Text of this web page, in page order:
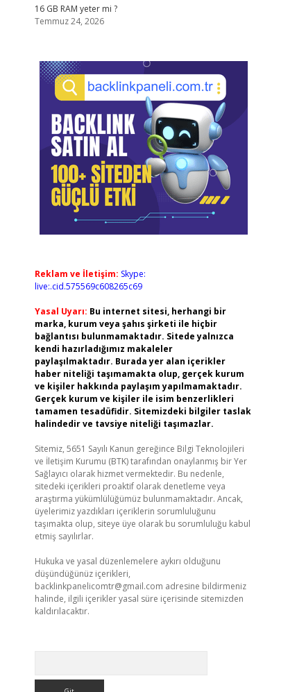
16 GB RAM yeter mi ?
Temmuz 24, 2026
Reklam ve İletişim: Skype:
live:.cid.575569c608265c69
Yasal Uyarı: Bu internet sitesi, herhangi bir
marka, kurum veya şahıs şirketi ile hiçbir
bağlantısı bulunmamaktadır. Sitede yalnızca
kendi hazırladığımız makaleler
paylaşılmaktadır. Burada yer alan içerikler
haber niteliği taşımamakta olup, gerçek kurum
ve kişiler hakkında paylaşım yapılmamaktadır.
Gerçek kurum ve kişiler ile isim benzerlikleri
tamamen tesadüfidir. Sitemizdeki bilgiler taslak
halindedir ve tavsiye niteliği taşımazlar.
Sitemiz, 5651 Sayılı Kanun gereğince Bilgi Teknolojileri
ve İletişim Kurumu (BTK) tarafından onaylanmış bir Yer
Sağlayıcı olarak hizmet vermektedir. Bu nedenle,
sitedeki içerikleri proaktif olarak denetleme veya
araştırma yükümlülüğümüz bulunmamaktadır. Ancak,
üyelerimiz yazdıkları içeriklerin sorumluluğunu
taşımakta olup, siteye üye olarak bu sorumluluğu kabul
etmiş sayılırlar.
Hukuka ve yasal düzenlemelere aykırı olduğunu
düşündüğünüz içerikleri,
backlinkpanelicomtr@gmail.com adresine bildirmeniz
halinde, ilgili içerikler yasal süre içerisinde sitemizden
kaldırılacaktır.